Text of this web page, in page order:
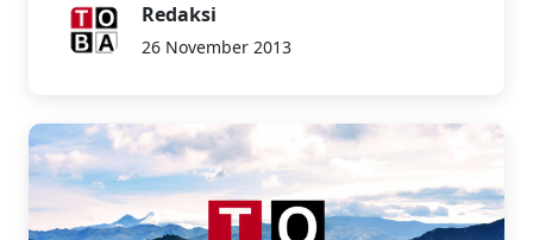
Redaksi
26 November 2013